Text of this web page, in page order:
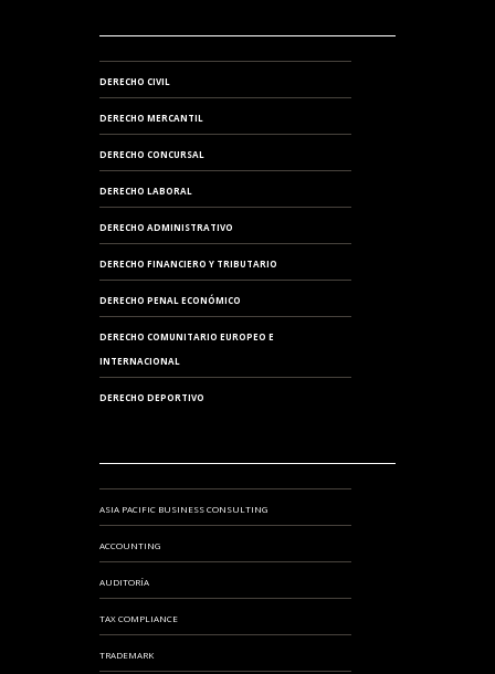
DERECHO CIVIL
DERECHO MERCANTIL
DERECHO CONCURSAL
DERECHO LABORAL
DERECHO ADMINISTRATIVO
DERECHO FINANCIERO Y TRIBUTARIO
DERECHO PENAL ECONÓMICO
DERECHO COMUNITARIO EUROPEO E
INTERNACIONAL
DERECHO DEPORTIVO
ASIA PACIFIC BUSINESS CONSULTING
ACCOUNTING
AUDITORÍA
TAX COMPLIANCE
TRADEMARK